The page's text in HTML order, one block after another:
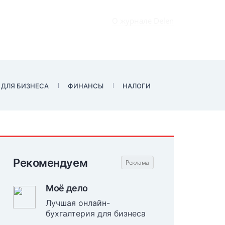
БИЗНЕСА ФИНАНСЫ НАЛОГИ
Рекомендуем
Моё дело
Лучшая онлайн-
бухгалтерия для бизнеса